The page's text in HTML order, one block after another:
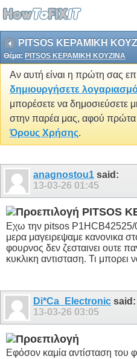
PITSOS ΚΕΡΑΜΙΚΗ
Θέμα: PITSOS ΚΕΡΑΜΙΚΗ KOYZINA
Αν αυτή είναι η πρώτη σας
δημιουργήσετε
μπορέσετε να δημοσιεύσετε
στην παρέα μας, αφού πρώτα
Όρους Χρήσης.
anagnostou1 said:
13-03-26 01:45
PITSOS
Εχω την pitsos
μερα μαγειρεψαμε κανονικα
φουρνος δεν ζεσταινει ουτε
κυκλικη αντισταση. Τι μπορει
Di*Ca_Electronic said:
13-03-26 03:05
Εφόσον καμία αντίσταση του